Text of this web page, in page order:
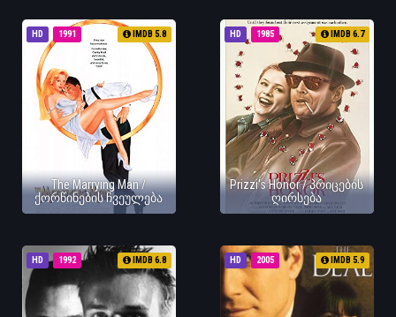
HD 1991 IMDB 5.8
The Marrying Man /
ქორწინების ჩვეულება
HD 1985 IMDB 6.7
Prizzi's Honor / პრიცების
ღირსება
HD 1992 IMDB 6.8 HD 2005 IMDB 5.9